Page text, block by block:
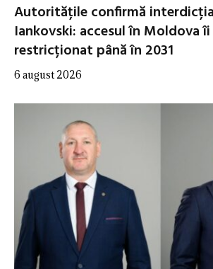
Autoritățile confirmă
Iankovski: accesul în Moldova
restricționat până în 2031
6 august 2026